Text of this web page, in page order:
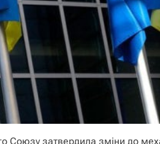
Союзу затвердила зміни до